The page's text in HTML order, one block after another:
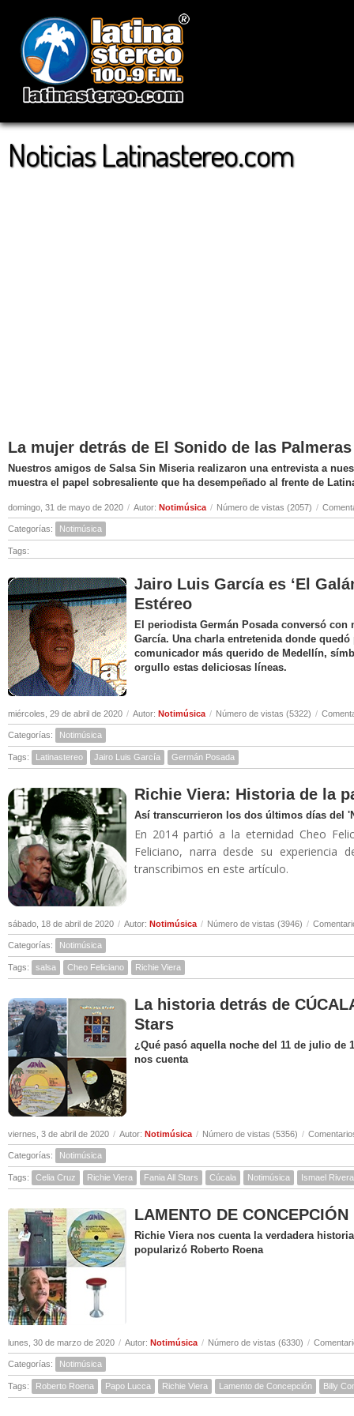
Noticias Latinastereo.com
La mujer detrás de El Sonido de las Palmeras
Nuestros amigos de Salsa Sin Miseria realizaron una entrevista a
muestra el papel sobresaliente que ha desempeñado al frente de
domingo, 31 de mayo de 2020 / Autor: Notimúsica / Número de vistas (2057) /
Categorías: Notimúsica
Tags:
Jairo Luis García es ‘El
Estéreo
El periodista Germán Posada conversó
García. Una charla entretenida donde
comunicador más querido de Medellín,
orgullo estas deliciosas líneas.
miércoles, 29 de abril de 2020 / Autor: Notimúsica / Número de vistas (5322) /
Categorías: Notimúsica
Tags: Latinastereo Jairo Luis García Germán Posada
Richie Viera: Historia de la
Así transcurrieron los dos últimos días del
En 2014 partió a la eternidad Cheo
Feliciano, narra desde su experiencia
transcribimos en este artículo.
sábado, 18 de abril de 2020 / Autor: Notimúsica / Número de vistas (3946) /
Categorías: Notimúsica
Tags: salsa Cheo Feliciano Richie Viera
La historia detrás de
Stars
¿Qué pasó aquella noche del 11 de julio de
nos cuenta
viernes, 3 de abril de 2020 / Autor: Notimúsica / Número de vistas (5356) /
Categorías: Notimúsica
Tags: Celia Cruz Richie Viera Fania All Stars Cúcala Notimúsica Ismael Rivera
LAMENTO DE
Richie Viera nos cuenta la verdadera
popularizó Roberto Roena
lunes, 30 de marzo de 2020 / Autor: Notimúsica / Número de vistas (6330) /
Categorías: Notimúsica
Tags: Roberto Roena Papo Lucca Richie Viera Lamento de Concepción Billy